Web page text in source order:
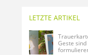
LETZTE ARTIKEL
Geste